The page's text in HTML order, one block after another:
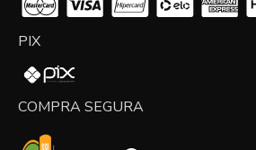
PIX
COMPRA SEGURA